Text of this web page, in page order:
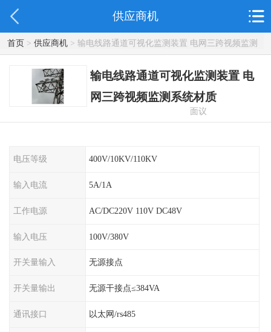
供应商机
首页> 供应商机> 输电线路通道可视化监测装置 电网三跨视频监测
系统材质
输电线路通道可视化监测装置 电
网三跨视频监测系统材质
面议
电压等级 400V/10KV/110KV
输入电流 5A/1A
工作电源 AC/DC220V 110V DC48V
输入电压 100V/380V
开关量输入 无源接点
开关量输出 无源干接点≤384VA
通讯接口 以太网/rs485